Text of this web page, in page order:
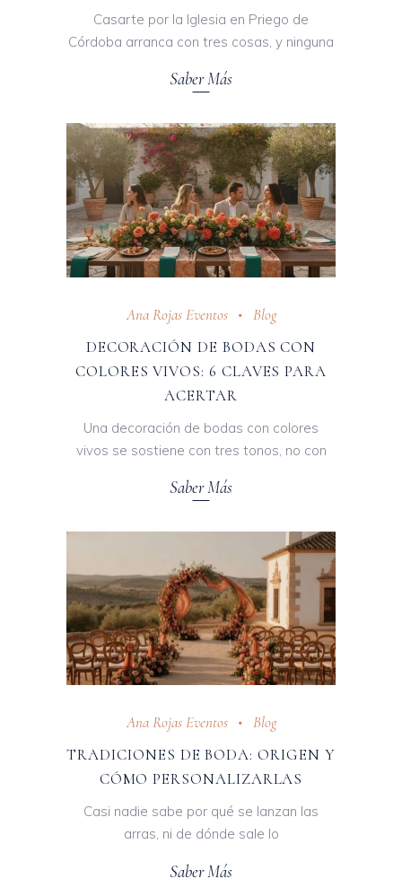
Casarte por la Iglesia en Priego de
Córdoba arranca con tres cosas, y ninguna
Saber Más
Ana Rojas Eventos
Blog
DECORACIÓN DE BODAS CON
COLORES VIVOS: 6 CLAVES PARA
ACERTAR
Una decoración de bodas con colores
vivos se sostiene con tres tonos, no con
Saber Más
Ana Rojas Eventos
Blog
TRADICIONES DE BODA: ORIGEN Y
CÓMO PERSONALIZARLAS
Casi nadie sabe por qué se lanzan las
arras, ni de dónde sale lo
Saber Más